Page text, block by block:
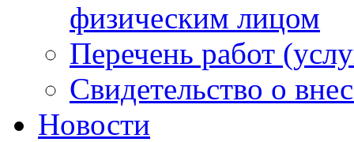
физическим лицом
Перечень работ
Свидетельство о
Новости